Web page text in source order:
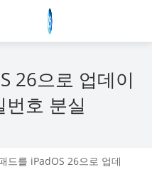
26으로 업데이
호 분실
드를 iPadOS 26으로 업데